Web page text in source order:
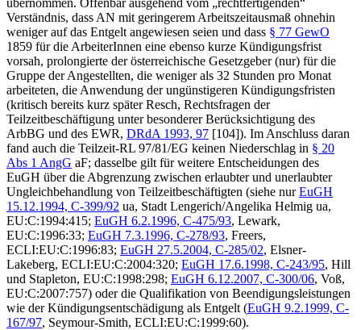
Verständnis, dass AN mit geringerem Arbeitszeitausmaß ohnehin
weniger auf das Entgelt angewiesen seien und dass § 77 GewO
1859 für die ArbeiterInnen eine ebenso kurze Kündigungsfrist
vorsah, prolongierte der österreichische Gesetzgeber (nur) für die
Gruppe der Angestellten, die weniger als 32 Stunden pro Monat
arbeiteten, die Anwendung derungünstigeren Kündigungsfristen
(kritisch bereits kurz späterResch, Rechtsfragen der
Teilzeitbeschäftigung unter besonderer Berücksichtigung des
ArbBG und des EWR, DRdA 1993, 97 [104]). Im Anschluss daran
fand auch die Teilzeit-RL 97/81/EG keinen Niederschlag in § 20
Abs 1 AngG aF; dasselbe gilt für weitere Entscheidungen des
EuGH über die Abgrenzung zwischen erlaubter und unerlaubter
Ungleichbehandlung von Teilzeitbeschäftigten (siehe nurEuGH
15.12.1994, C-399/92 ua, Stadt Lengerich/Angelika Helmig ua,
EU:C:1994:415; EuGH 6.2.1996, C-475/93, Lewark,
EU:C:1996:33; EuGH 7.3.1996, C-278/93, Freers,
ECLI:EU:C:1996:83; EuGH 27.5.2004, C-285/02, Elsner-
Lakeberg, ECLI:EU:C:2004:320; EuGH 17.6.1998, C-243/95, Hill
und Stapleton, EU:C:1998:298; EuGH 6.12.2007, C-300/06, Voß,
EU:C:2007:757) oder die Qualifikation von Beendigungsleistungen
wie der Kündigungsentschädigung als Entgelt (EuGH 9.2.1999, C-
167/97, Seymour-Smith, ECLI:EU:C:1999:60).